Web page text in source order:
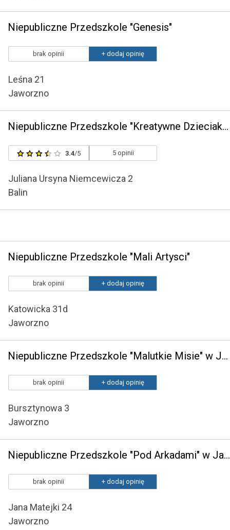
Niepubliczne Przedszkole "Genesis"
brak opinii + dodaj opinię
Leśna 21
Jaworzno
Niepubliczne Przedszkole "Kreatywne Dzieciaki" w Balinie
3.4/5 5 opinii
Juliana Ursyna Niemcewicza 2
Balin
Niepubliczne Przedszkole "Mali Artysci"
brak opinii + dodaj opinię
Katowicka 31d
Jaworzno
Niepubliczne Przedszkole "Malutkie Misie" w Jaworznie
brak opinii + dodaj opinię
Bursztynowa 3
Jaworzno
Niepubliczne Przedszkole "Pod Arkadami" w Jaworznie
brak opinii + dodaj opinię
Jana Matejki 24
Jaworzno